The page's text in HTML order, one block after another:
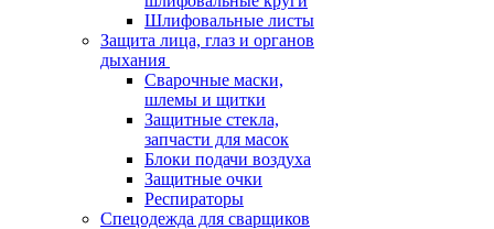
Шлифовальные листы
Защита лица, глаз и органов
дыхания
Сварочные маски,
шлемы и щитки
Защитные стекла,
запчасти для масок
Блоки подачи воздуха
Защитные очки
Респираторы
Спецодежда для сварщиков